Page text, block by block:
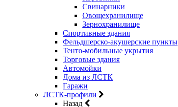
Свинарники
Овощехранилище
Зернохранилище
Спортивные здания
Фельдшерско-акушерские пункты
Тенто-мобильные укрытия
Торговые здания
Автомойки
Дома из ЛСТК
Гаражи
ЛСТК-профили
Назад